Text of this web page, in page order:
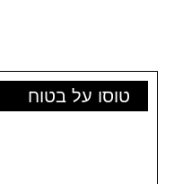
טוסו על בטוח